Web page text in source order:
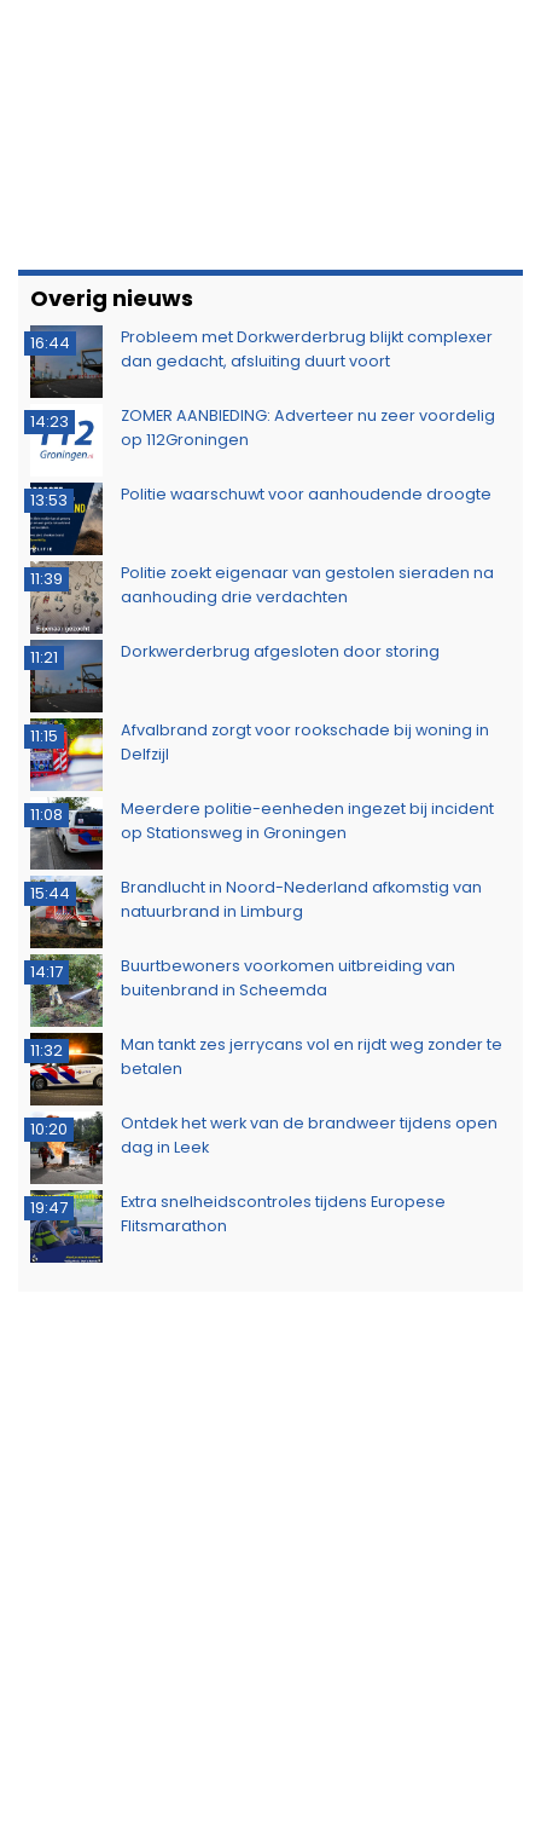
Overig nieuws
16:44
Probleem met Dorkwerderbrug blijkt complexer
dan gedacht, afsluiting duurt voort
14:23
ZOMER AANBIEDING: Adverteer nu zeer voordelig
op 112Groningen
13:53 Politie waarschuwt voor aanhoudende droogte
11:39
Politie zoekt eigenaar van gestolen sieraden na
aanhouding drie verdachten
11:21 Dorkwerderbrug afgesloten door storing
11:15
Afvalbrand zorgt voor rookschade bij woning in
Delfzijl
11:08
Meerdere politie-eenheden ingezet bij incident
op Stationsweg in Groningen
15:44
Brandlucht in Noord-Nederland afkomstig van
natuurbrand in Limburg
14:17
Buurtbewoners voorkomen uitbreiding van
buitenbrand in Scheemda
11:32
Man tankt zes jerrycans vol en rijdt weg zonder te
betalen
10:20
Ontdek het werk van de brandweer tijdens open
dag in Leek
19:47
Extra snelheidscontroles tijdens Europese
Flitsmarathon